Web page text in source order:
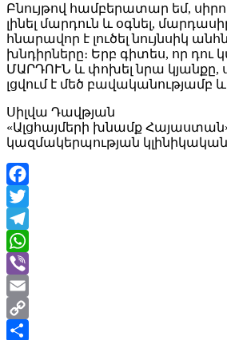
Բնույթով համբերատար եմ,
լինել մարդուն և օգնել,
հնարավոր է լուծել նույնսիկ
խնդիրները։ Երբ գիտես, որ դու
ՄԱՐԴՈՒՆ և փոխել նրա կյանքը,
լցվում է մեծ բավականությամբ և
Սիլվա Դավթյան
«Ալցհայմերի խնամք
կազմակերպության կլինիկական
Facebook
Twitter
Telegram
WhatsApp
Viber
Email
Copy